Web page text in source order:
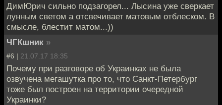
ДимЮрич сильно подзагорел... Лысина уже сверкает
лунным светом а отсвечивает матовым отблеском. В
смысле, блестит матом...))
ЧГКшник »
#6 | 21.07.17 18:35
Почему при разговоре об Украинках не была
озвучена мегашутка про то, что Санкт-Петербург
тоже был построен на территории очередной
Украинки?